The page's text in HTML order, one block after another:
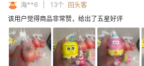
海**6 13个 回头客
该用户觉得商品非常赞，给出了五星好评